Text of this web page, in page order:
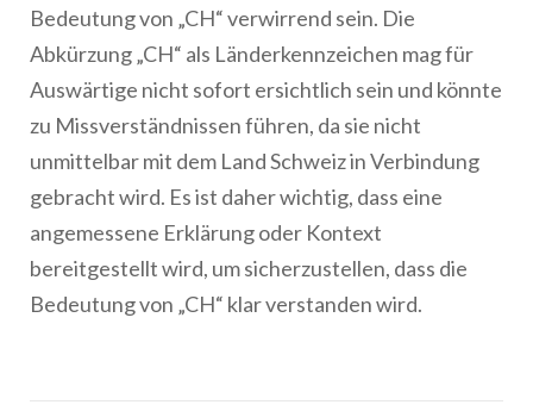
Bedeutung von „CH“ verwirrend sein. Die
Abkürzung „CH“ als Länderkennzeichen mag für
Auswärtige nicht sofort ersichtlich sein und könnte
zu Missverständnissen führen, da sie nicht
unmittelbar mit dem Land Schweiz in Verbindung
gebracht wird. Es ist daher wichtig, dass eine
angemessene Erklärung oder Kontext
bereitgestellt wird, um sicherzustellen, dass die
Bedeutung von „CH“ klar verstanden wird.